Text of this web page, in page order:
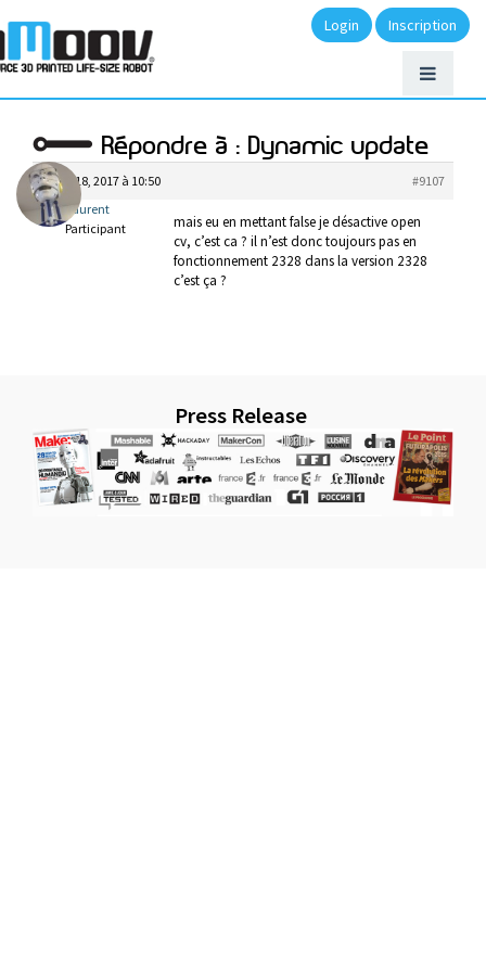
Login Inscription
Répondre à : Dynamic update
juillet 18, 2017 à 10:50
#9107
laurent
Participant
mais eu en mettant false je désactive open
cv, c’est ca ? il n’est donc toujours pas en
fonctionnement 2328 dans la version 2328
c’est ça ?
Press Release